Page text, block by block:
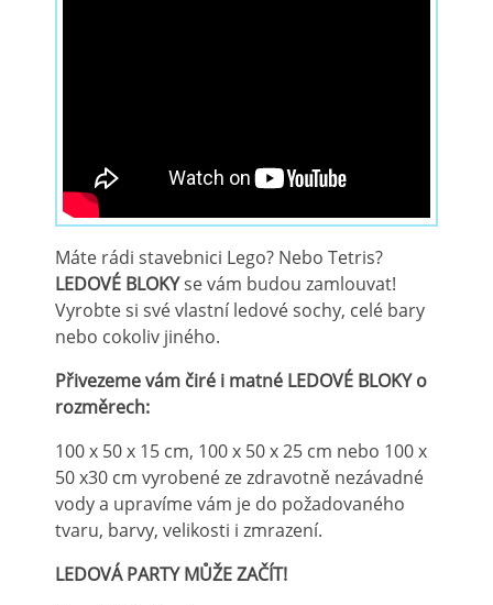
Máte rádi stavebnici Lego? Nebo Tetris?
LEDOVÉ BLOKYse vám budou zamlouvat!
Vyrobte si své vlastní ledové sochy, celé bary
nebo cokoliv jiného.
Přivezeme vám čiré i matné LEDOVÉ BLOKY o
rozměrech:
100 x 50 x 15 cm, 100 x 50 x 25 cm nebo 100 x
50 x30 cm vyrobené ze zdravotně nezávadné
vody a upravíme vám je do požadovaného
tvaru, barvy, velikosti i zmrazení.
LEDOVÁ PARTY MŮŽE ZAČÍT!